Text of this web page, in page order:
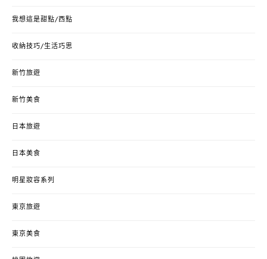
我想這是甜點/西點
收納技巧/生活巧思
新竹旅遊
新竹美食
日本旅遊
日本美食
明星妝容系列
東京旅遊
東京美食